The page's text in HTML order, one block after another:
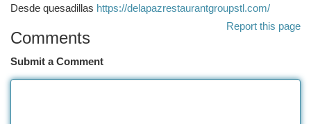
Desde quesadillas https://delapazrestaurantgroupstl.com/
Report this page
Comments
Submit a Comment